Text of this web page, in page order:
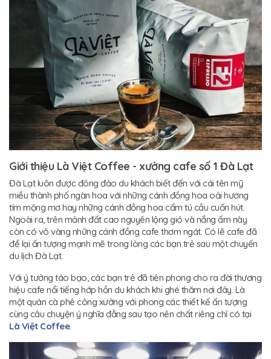
Giới thiệu Là Việt Coffee - xưởng cafe số 1 Đà Lạt
Đà Lạt luôn được đông đảo du khách biết đến với cái tên mỹ
miều thành phố ngàn hoa với những cánh đồng hoa oải hương
tím mộng mơ hay những cánh đồng hoa cẩm tú cầu cuốn hút.
Ngoài ra, trên mảnh đất cao nguyên lộng gió và nắng ấm này
còn có vô vàng những cánh đồng cafe thơm ngát. Có lẽ cafe đã
để lại ấn tượng mạnh mẽ trong lòng các bạn trẻ sau một chuyến
du lịch Đà Lạt.
Với ý tưởng táo bạo, các bạn trẻ đã tiên phong cho ra đời thương
hiệu cafe nổi tiếng hớp hồn du khách khi ghé thăm nơi đây. Là
một quán cà phê công xưởng với phong các thiết kế ấn tượng
cùng câu chuyện ý nghĩa đằng sau tạo nên chất riêng chỉ có tại
Là Việt Coffee.